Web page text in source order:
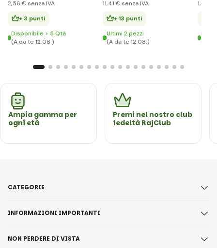
2,56 € senza IVA
+ 3 punti
Disponibile > 5 Qtà
(A da te 12.08.)
11,41 € senza IVA
+ 13 punti
Ultimi 2 pezzi
(A da te 12.08.)
1,67 €
(A
Ampia gamma per
ogni età
Premi nel nostro club
fedeltà RajClub
CATEGORIE
INFORMAZIONI IMPORTANTI
NON PERDERE DI VISTA